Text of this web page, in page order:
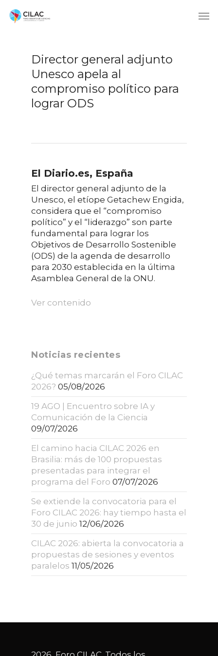
Director general adjunto
Unesco apela al
compromiso político para
lograr ODS
El Diario.es, España
El director general adjunto de la
Unesco, el etíope Getachew Engida,
considera que el “compromiso
político” y el “liderazgo” son parte
fundamental para lograr los
Objetivos de Desarrollo Sostenible
(ODS) de la agenda de desarrollo
para 2030 establecida en la última
Asamblea General de la ONU.
Ver contenido
Noticias recientes
¿Qué temas marcarán el Foro CILAC
2026? 05/08/2026
19 AGO | Encuentro sobre IA y
Comunicación de la Ciencia
09/07/2026
El camino hacia CILAC 2026 en
Brasilia: más de 100 propuestas
presentadas para integrar el
programa del Foro 07/07/2026
Se extiende la convocatoria para el
Foro CILAC 2026: hay tiempo hasta el
30 de junio 12/06/2026
CILAC 2026: abierta la convocatoria a
propuestas de sesiones y eventos
paralelos 11/05/2026